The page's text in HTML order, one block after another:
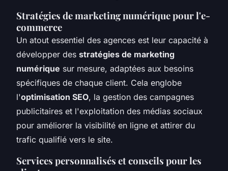
Stratégies de marketing numérique pour l'e-
commerce
Un atout essentiel des agences est leur capacité à
développer des stratégies de marketing
numérique sur mesure, adaptées aux besoins
spécifiques de chaque client. Cela englobe
l'optimisation SEO, la gestion des campagnes
publicitaires et l'exploitation des médias sociaux
pour améliorer la visibilité en ligne et attirer du
trafic qualifié vers le site.
Services personnalisés et conseils pour les